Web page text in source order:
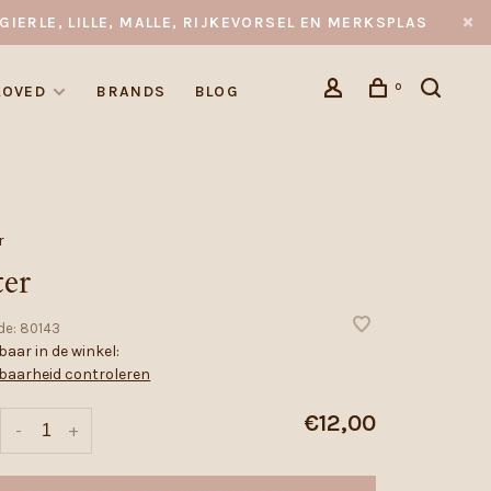
LILLE, MALLE, RIJKEVORSEL EN MERKSPLAS
BRANDS BLOG 0
80143
in de winkel:
controleren
+
- €12,00